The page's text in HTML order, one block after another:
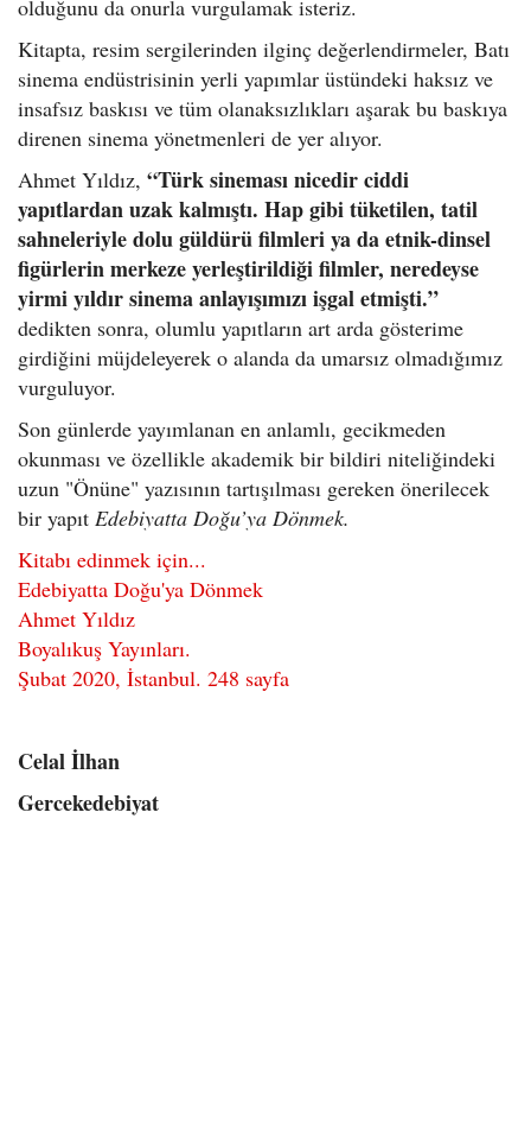
olduğunu da onurla vurgulamak isteriz.
Kitapta, resim sergilerinden ilginç değerlendirmeler, Batı
sinema endüstrisinin yerli yapımlar üstündeki haksız ve
insafsız baskısı ve tüm olanaksızlıkları aşarak bu baskıya
direnen sinema yönetmenleri de yer alıyor.
Ahmet Yıldız, “Türk sineması nicedir ciddi
yapıtlardan uzak kalmıştı. Hap gibi tüketilen, tatil
sahneleriyle dolu güldürü filmleri ya da etnik-dinsel
figürlerin merkeze yerleştirildiği filmler, neredeyse
yirmi yıldır sinema anlayışımızı işgal etmişti.”
dedikten sonra, olumlu yapıtların art arda gösterime
girdiğini müjdeleyerek o alanda da umarsız olmadığımız
vurguluyor.
Son günlerde yayımlanan en anlamlı, gecikmeden
okunması ve özellikle akademik bir bildiri niteliğindeki
uzun "Önüne" yazısının tartışılması gereken önerilecek
bir yapıt Edebiyatta Doğu’ya Dönmek.
Kitabı edinmek için...
Edebiyatta Doğu'ya Dönmek
Ahmet Yıldız
Boyalıkuş Yayınları.
Şubat 2020, İstanbul. 248 sayfa
Celal İlhan
Gercekedebiyat